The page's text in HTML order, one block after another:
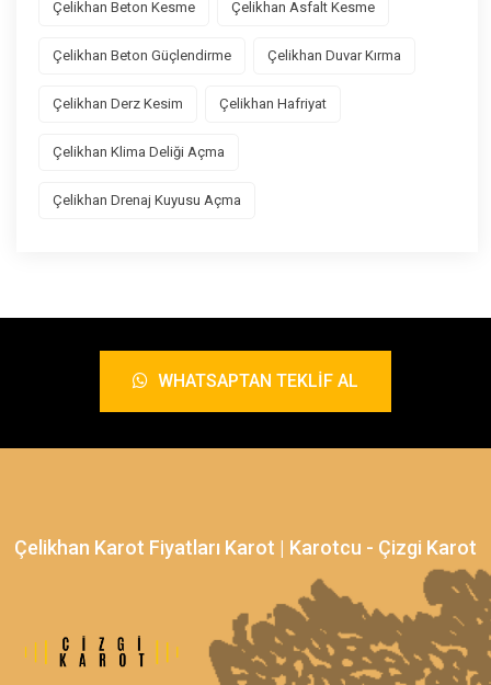
Çelikhan Beton Kesme Çelikhan Asfalt Kesme
Çelikhan Beton Güçlendirme Çelikhan Duvar Kırma
Çelikhan Derz Kesim Çelikhan Hafriyat
Çelikhan Klima Deliği Açma
Çelikhan Drenaj Kuyusu Açma
WHATSAPTAN TEKLIF AL
Çelikhan Karot Fiyatları Karot | Karotcu - Çizgi Karot